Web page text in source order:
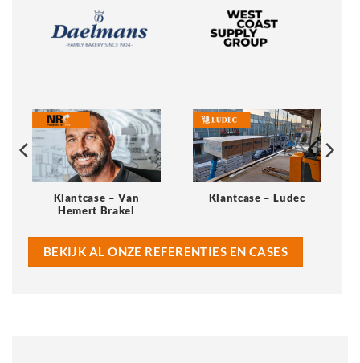
Klantcase – Van
Hemert Brakel
Klantcase – Ludec
BEKIJK AL ONZE REFERENTIES EN CASES